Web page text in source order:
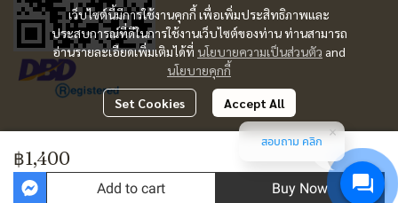
฿1,400
Add to cart Buy Now
เว็บไซต์นี้มีการใช้งานคุกกี้ เพื่อเพิ่มประสิทธิภาพและ
ประสบการณ์ที่ดีในการใช้งานเว็บไซต์ของท่าน ท่านสามารถ
อ่านรายละเอียดเพิ่มเติมได้ที่ นโยบายความเป็นส่วนตัว and
นโยบายคุกกี้
Set Cookies Accept All
Copyright | All Rights Reserved | Powered by MWE
Today Visitor8,318
สอบถาม คลิก